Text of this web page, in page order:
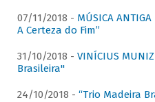
07/11/2018 - MÚSICA
A Certeza do Fim”
31/10/2018 - VINÍCIUS
Brasileira"
24/10/2018 - “Trio Madeira